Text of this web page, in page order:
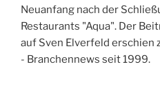
Neuanfang nach der
Restaurants "Aqua". Der
auf Sven Elverfeld erschien
- Branchennews seit 1999.